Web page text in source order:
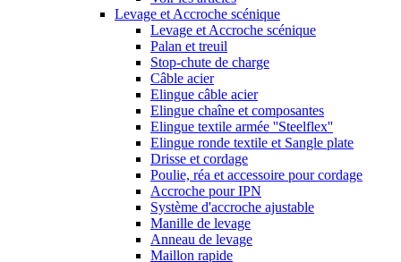
Levage et Accroche scénique
Levage et Accroche scénique
Palan et treuil
Stop-chute de charge
Câble acier
Elingue câble acier
Elingue chaîne et composantes
Elingue textile armée ''Steelflex''
Elingue ronde textile et Sangle plate
Drisse et cordage
Poulie, réa et accessoire pour cordage
Accroche pour IPN
Système d'accroche ajustable
Manille de levage
Anneau de levage
Maillon rapide